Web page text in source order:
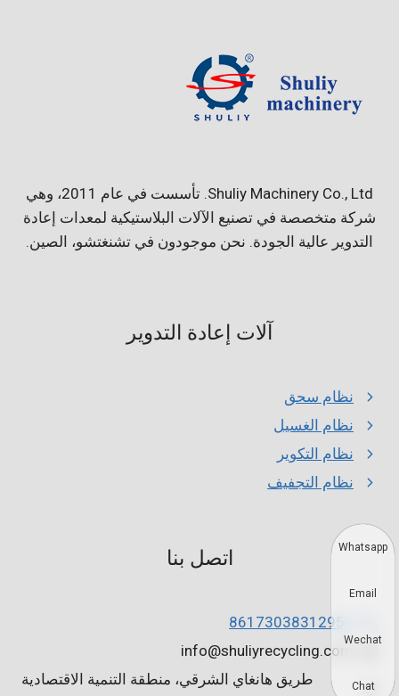
Shuliy Machinery Co., Ltd. تأسست في عام 2011، وهي
شركة متخصصة في تصنيع الآلات البلاستيكية لمعدات إعادة
التدوير عالية الجودة. نحن موجودون في تشنغتشو، الصين.
آلات إعادة التدوير
نظام سحق
نظام الغسيل
نظام التكوير
نظام التجفيف
اتصل بنا
info@shuliyrecycling.com
طريق هانغاي الشرقي، منطقة التنمية الاقتصادية
Whatsapp
Email
Wechat
Chat